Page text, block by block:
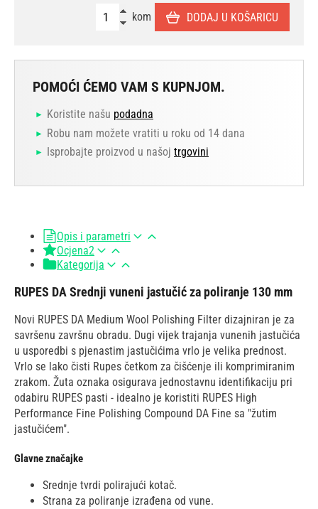
kom DODAJ U KOŠARICU
POMOĆI ĆEMO VAM S KUPNJOM.
Koristite našu podadna
Robu nam možete vratiti u roku od 14 dana
Isprobajte proizvod u našoj trgovini
Opis i parametri
Ocjena2
Kategorija
RUPES DA Srednji vuneni jastučić za poliranje 130 mm
Novi RUPES DA Medium Wool Polishing Filter dizajniran je za
savršenu završnu obradu. Dugi vijek trajanja vunenih jastučića
u usporedbi s pjenastim jastučićima vrlo je velika prednost.
Vrlo se lako čisti Rupes četkom za čišćenje ili komprimiranim
zrakom. Žuta oznaka osigurava jednostavnu identifikaciju pri
odabiru RUPES pasti - idealno je koristiti RUPES High
Performance Fine Polishing Compound DA Fine sa "žutim
jastučićem".
Glavne značajke
Srednje tvrdi polirajući kotač.
Strana za poliranje izrađena od vune.